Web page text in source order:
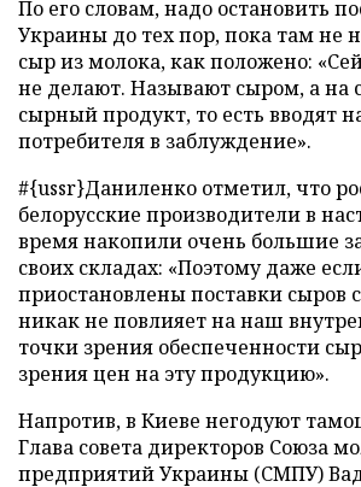
По его словам, надо остановить
Украины до тех пор, пока тамне
сыр из молока, как положено:
не делают. Называют сыром, а на
сырный продукт, то есть вводят
потребителя в заблуждение».
#{ussr}Даниленко отметил, что
белорусские производители в
времянакопили очень большие
своих складах: «Поэтому даже
приостановлены поставки сыров
никак не повлияет на наш
точки зрения обеспеченности
зрения цен на эту продукцию».
Напротив, в Киеве негодуют
Глава совета директоров Союза
предприятий Украины (СМПУ)